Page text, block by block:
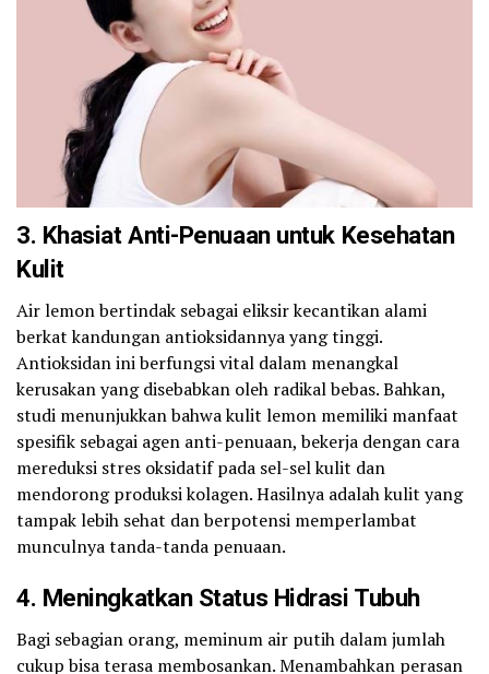
3. Khasiat Anti-Penuaan untuk Kesehatan
Kulit
Air lemon bertindak sebagai eliksir kecantikan alami
berkat kandungan antioksidannya yang tinggi.
Antioksidan ini berfungsi vital dalam menangkal
kerusakan yang disebabkan oleh radikal bebas. Bahkan,
studi menunjukkan bahwa kulit lemon memiliki manfaat
spesifik sebagai agen anti-penuaan, bekerja dengan cara
mereduksi stres oksidatif pada sel-sel kulit dan
mendorong produksi kolagen. Hasilnya adalah kulit yang
tampak lebih sehat dan berpotensi memperlambat
munculnya tanda-tanda penuaan.
4. Meningkatkan Status Hidrasi Tubuh
Bagi sebagian orang, meminum air putih dalam jumlah
cukup bisa terasa membosankan. Menambahkan perasan